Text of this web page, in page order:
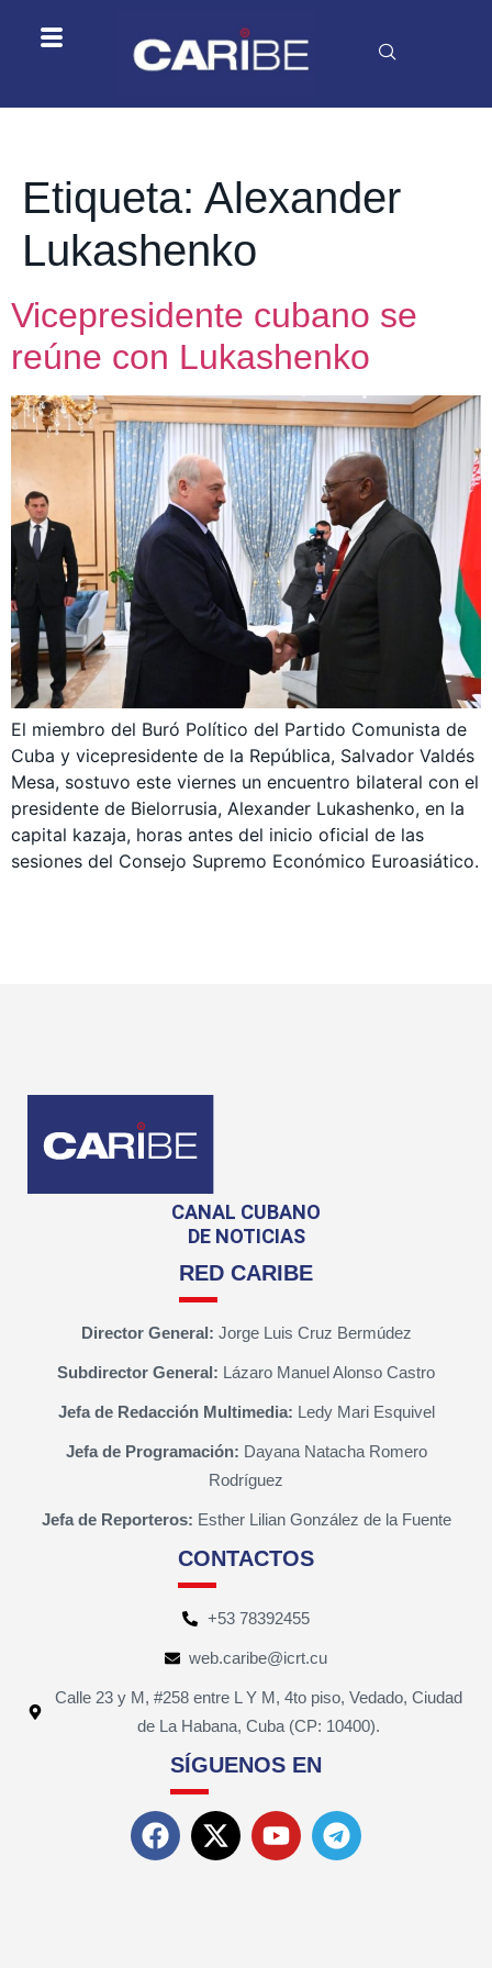
Etiqueta: Alexander
Lukashenko
Vicepresidente cubano se
reúne con Lukashenko
El miembro del Buró Político del Partido Comunista de
Cuba y vicepresidente de la República, Salvador Valdés
Mesa, sostuvo este viernes un encuentro bilateral con el
presidente de Bielorrusia, Alexander Lukashenko, en la
capital kazaja, horas antes del inicio oficial de las
sesiones del Consejo Supremo Económico Euroasiático.
CANAL CUBANO
DE NOTICIAS
RED CARIBE
Director General: Jorge Luis Cruz Bermúdez
Subdirector General: Lázaro Manuel Alonso Castro
Jefa de Redacción Multimedia: Ledy Mari Esquivel
Jefa de Programación: Dayana Natacha Romero
Rodríguez
Jefa de Reporteros: Esther Lilian González de la Fuente
CONTACTOS
+53 78392455
web.caribe@icrt.cu
Calle 23 y M, #258 entre L Y M, 4to piso, Vedado, Ciudad
de La Habana, Cuba (CP: 10400).
SÍGUENOS EN